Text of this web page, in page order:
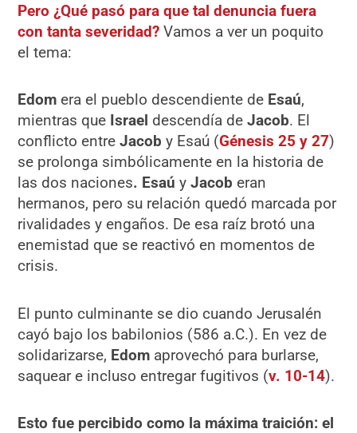
Pero ¿Qué pasó para que tal denuncia fuera
con tanta severidad? Vamos a ver un poquito
el tema:
Edom era el pueblo descendiente de Esaú,
mientras que Israel descendía deJacob. El
conflicto entreJacob y Esaú (Génesis 25 y 27)
se prolonga simbólicamente en la historia de
las dos naciones. Esaú yJacob eran
hermanos, pero su relación quedó marcada por
rivalidades y engaños. De esa raíz brotó una
enemistad que se reactivó en momentos de
crisis.
El punto culminante se dio cuando Jerusalén
cayó bajo los babilonios (586 a.C.). En vez de
solidarizarse, Edom aprovechó para burlarse,
saquear e incluso entregar fugitivos (v. 10-14).
Esto fue percibido como la máxima traición: el